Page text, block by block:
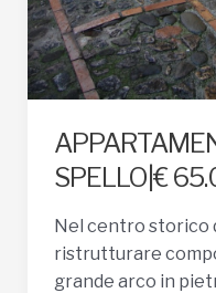
SPELLO|€
Nel centro storico
ristrutturare
grande arco in